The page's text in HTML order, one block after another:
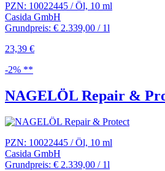
PZN: 10022445 / Öl, 10 ml
Casida GmbH
Grundpreis: € 2.339,00 / 1l
23,39 €
-2% **
NAGELÖL Repair &
PZN: 10022445 / Öl, 10 ml
Casida GmbH
Grundpreis: € 2.339,00 / 1l